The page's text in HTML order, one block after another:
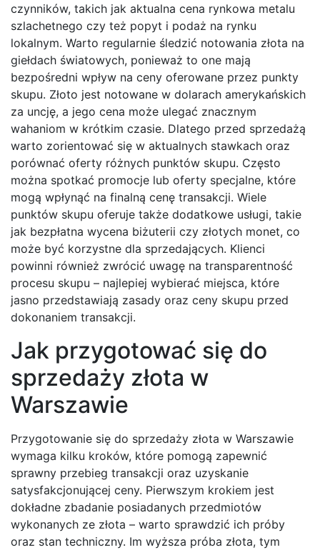
czynników, takich jak aktualna cena rynkowa metalu
szlachetnego czy też popyt i podaż na rynku
lokalnym. Warto regularnie śledzić notowania złota na
giełdach światowych, ponieważ to one mają
bezpośredni wpływ na ceny oferowane przez punkty
skupu. Złoto jest notowane w dolarach amerykańskich
za uncję, a jego cena może ulegać znacznym
wahaniom w krótkim czasie. Dlatego przed sprzedażą
warto zorientować się w aktualnych stawkach oraz
porównać oferty różnych punktów skupu. Często
można spotkać promocje lub oferty specjalne, które
mogą wpłynąć na finalną cenę transakcji. Wiele
punktów skupu oferuje także dodatkowe usługi, takie
jak bezpłatna wycena biżuterii czy złotych monet, co
może być korzystne dla sprzedających. Klienci
powinni również zwrócić uwagę na transparentność
procesu skupu – najlepiej wybierać miejsca, które
jasno przedstawiają zasady oraz ceny skupu przed
dokonaniem transakcji.
Jak przygotować się do
sprzedaży złota w
Warszawie
Przygotowanie się do sprzedaży złota w Warszawie
wymaga kilku kroków, które pomogą zapewnić
sprawny przebieg transakcji oraz uzyskanie
satysfakcjonującej ceny. Pierwszym krokiem jest
dokładne zbadanie posiadanych przedmiotów
wykonanych ze złota – warto sprawdzić ich próby
oraz stan techniczny. Im wyższa próba złota, tym